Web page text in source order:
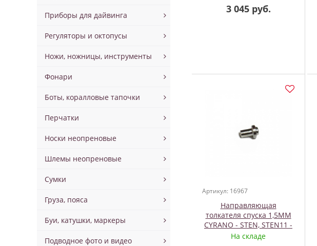
Приборы для дайвинга
Регуляторы и октопусы
Ножи, ножницы, инструменты
Фонари
Боты, коралловые тапочки
Перчатки
Носки неопреновые
Шлемы неопреновые
Сумки
Груза, пояса
Буи, катушки, маркеры
Подводное фото и видео
3 045 руб.
Артикул: 16967
Направляющая
толкателя спуска 1,5ММ
CYRANO - STEN, STEN11 -
SPARK - HF - EVO, Mares
На складе